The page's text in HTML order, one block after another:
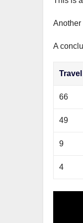
Another
A
66
49
9
4